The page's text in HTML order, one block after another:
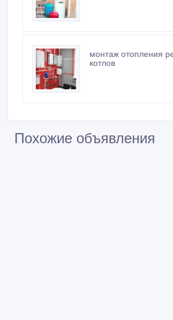
монтаж отопления
котлов
Похожие объявления